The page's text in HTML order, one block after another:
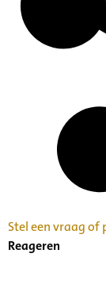
Stel een vraag
Reageren